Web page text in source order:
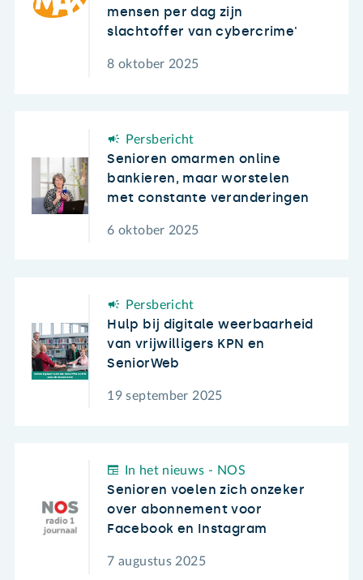
mensen per dag zijn
slachtoffer van cybercrime'
8 oktober 2025
Persbericht
Senioren omarmen online
bankieren, maar worstelen
met constante veranderingen
6 oktober 2025
Persbericht
Hulp bij digitale weerbaarheid
van vrijwilligers KPN en
SeniorWeb
19 september 2025
In het nieuws - NOS
Senioren voelen zich onzeker
over abonnement voor
Facebook en Instagram
7 augustus 2025